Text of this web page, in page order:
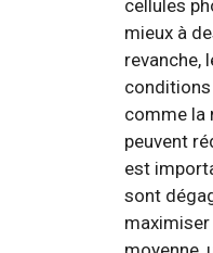
cellules
mieux à
revanche,
comme la
peuvent
est
sont
maximiser